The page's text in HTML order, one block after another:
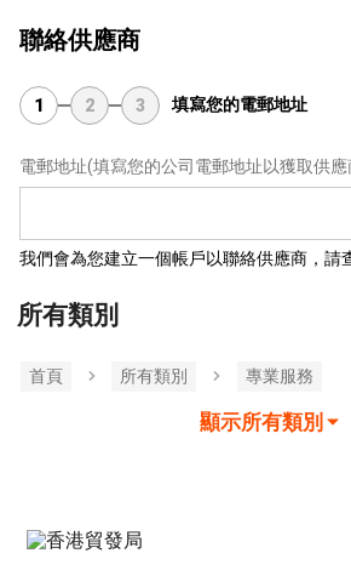
聯絡供應商
1 2 3 填寫您的電郵地址
電郵地址(填寫您的公司電郵地址以獲取供
我們會為您建立一個帳戶以聯絡供應商，請
所有類別
首頁 所有類別 專業服務
顯示所有類別